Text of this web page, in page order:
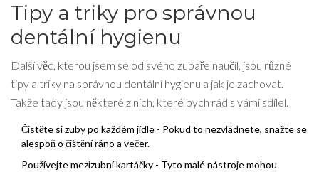
Tipy a triky pro správnou
dentální hygienu
Další věc, kterou jsem se od svého zubaře naučil, jsou různé
tipy a triky na správnou dentální hygienu a jak je zachovat.
Takže tady jsou některé z nich, které bych rád s vámi sdílel.
Čistěte si zuby po každém jídle - Pokud to nezvládnete, snažte se
alespoň o čištění ráno a večer.
Používejte mezizubní kartáčky - Tyto malé nástroje mohou